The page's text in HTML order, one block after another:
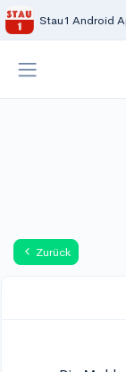
Stau1 Android
Zurück